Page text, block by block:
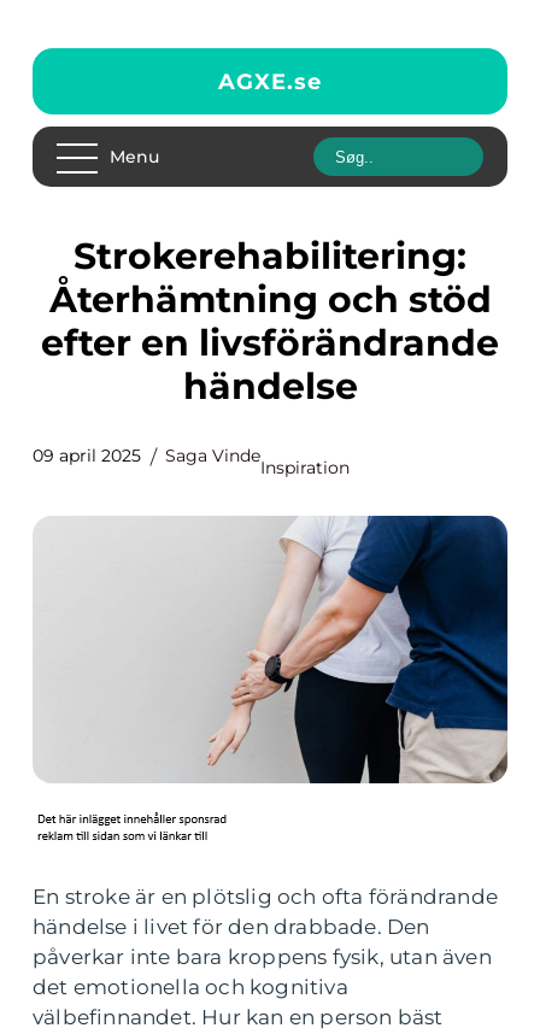
AGXE.se
Menu
Strokerehabilitering:
Återhämtning och stöd
efter en livsförändrande
händelse
09 april 2025 Saga Vinde
Inspiration
En stroke är en plötslig och ofta förändrande
händelse i livet för den drabbade. Den
påverkar inte bara kroppens fysik, utan även
det emotionella och kognitiva
välbefinnandet. Hur kan en person bäst